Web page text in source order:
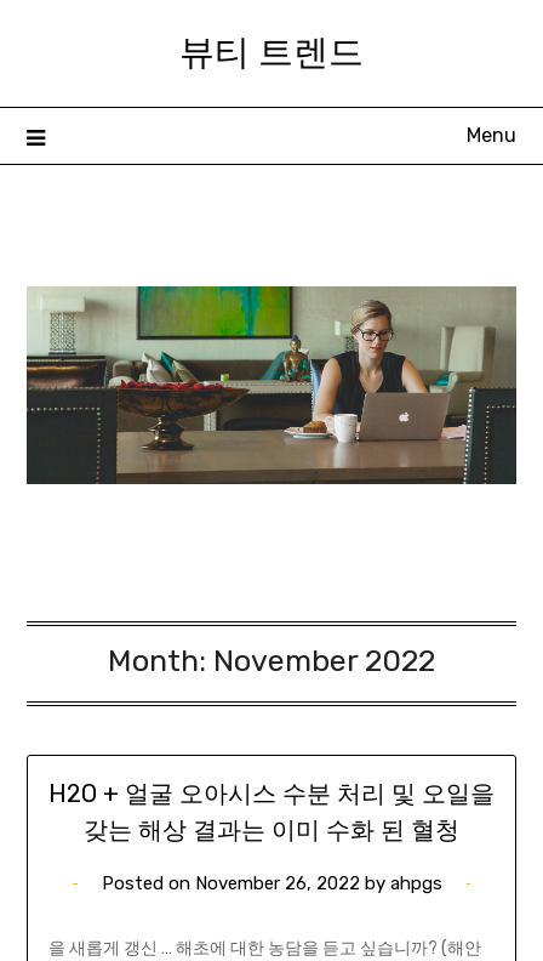
뷰티 트렌드
Menu
Month: November 2022
H2O + 얼굴 오아시스 수분 처리 및 오일을
갖는 해상 결과는 이미 수화 된 혈청
Posted on November 26, 2022 by ahpgs
을 새롭게 갱신 … 해초에 대한 농담을 듣고 싶습니까? (해안